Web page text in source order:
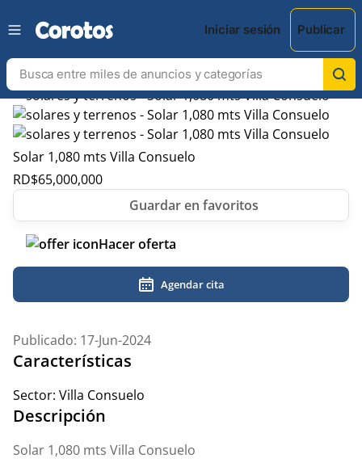
Iniciar sesión Publicar
Solar 1,080 mts Villa Consuelo
RD$65,000,000
Hacer oferta
Agendar cita
Publicado: 17-Jun-2024
Características
Sector: Villa Consuelo
Descripción
Solar 1,080 mts Villa Consuelo